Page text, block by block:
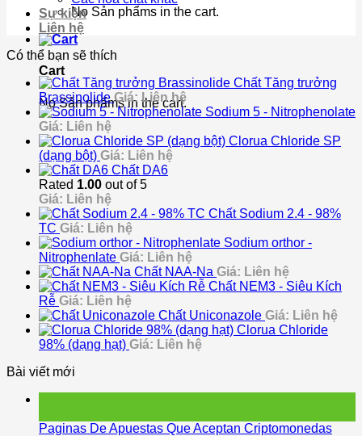
No Sản phẩms in the cart.
Cart
No Sản phẩms in the cart.
Sự kiện
Liên hệ
Có thể bạn sẽ thích
Chất Tăng trưởng
Brassinolide Giá: Liên hệ
Sodium 5 - Nitrophenolate
Giá: Liên hệ
Clorua Chloride SP
(dạng bột) Giá: Liên hệ
Chất DA6
Rated 1.00 out of 5
Giá: Liên hệ
Chất Sodium 2.4 - 98%
TC Giá: Liên hệ
Sodium orthor -
Nitrophenlate Giá: Liên hệ
Chất NAA-Na Giá: Liên hệ
Chất NEM3 - Siêu Kích
Rễ Giá: Liên hệ
Chất Uniconazole Giá: Liên hệ
Clorua Chloride
98% (dạng hạt) Giá: Liên hệ
Bài viết mới
Paginas De Apuestas Que Aceptan Criptomonedas